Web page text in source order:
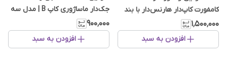
کامفورت کاپ‌دار هارنس‌دار با بند
سرشانه قابل تنظیم
۱٬۵۰۰٬۰۰۰
افزودن به سبد
جک‌دار ماساژوری کاپ B | مدل سه
دکمه با بند متحرک
۹۰۰٬۰۰۰
افزودن به سبد